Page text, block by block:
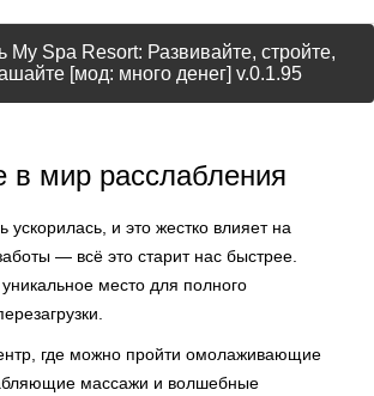
My Spa Resort: Развивайте, стройте,
[мод: много денег] v.0.1.95
в мир расслабления
и это жестко влияет на
— всё это старит нас быстрее.
место для полного
где можно пройти омолаживающие
массажи и волшебные